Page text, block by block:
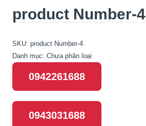
product Number-4
SKU: product Number-4
Danh mục: Chưa phân loại
0942261688
0943031688